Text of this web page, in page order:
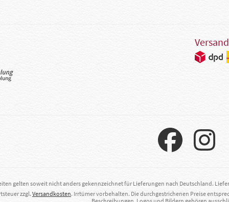
gelten soweit nicht anders gekennzeichnet für Lieferungen nach Deutschland.
zzgl.Versandkosten. Irrtümer vorbehalten. Die durchgestrichenen Preise